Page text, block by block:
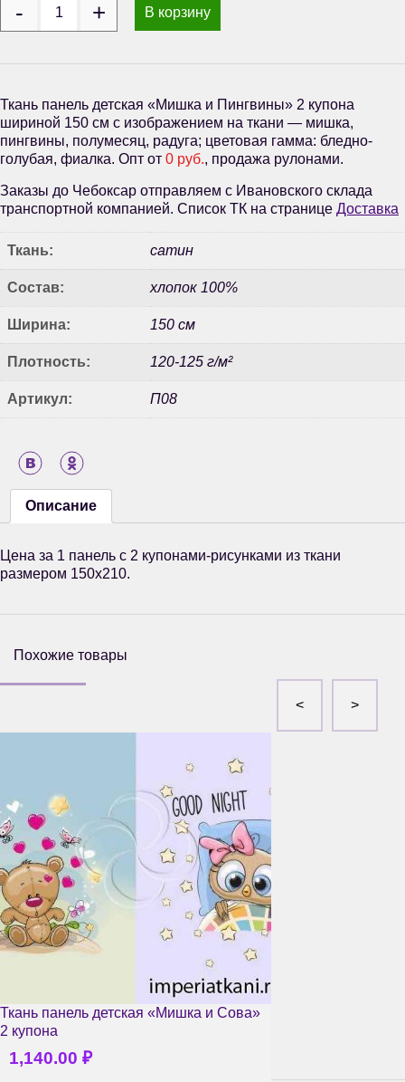
В корзину
Ткань панель детская «Мишка и Пингвины» 2 купона
шириной 150 см с изображением на ткани — мишка,
пингвины, полумесяц, радуга; цветовая гамма: бледно-
голубая, фиалка. Опт от 0 руб., продажа рулонами.
Заказы до Чебоксар отправляем с Ивановского склада
транспортной компанией. Список ТК на странице Доставка
Ткань: сатин
Состав: хлопок 100%
Ширина: 150 см
Плотность: 120-125 г/м²
Артикул: П08
Описание
Цена за 1 панель с 2 купонами-рисунками из ткани
размером 150х210.
Похожие товары
Ткань панель детская «Мишка и Сова»
2 купона
1,140.00 ₽